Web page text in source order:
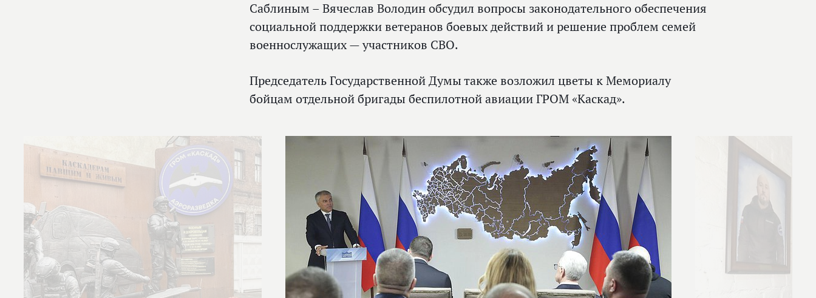
Саблиным – Вячеслав Володин обсудил вопросы законодательного обеспечения
социальной поддержки ветеранов боевых действий и решение проблем семей
военнослужащих — участников СВО.
Председатель Государственной Думы также возложил цветы к Мемориалу
бойцам отдельной бригады беспилотной авиации ГРОМ «Каскад».